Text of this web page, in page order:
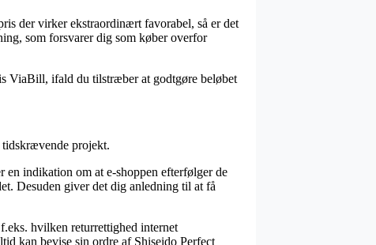
der virker ekstraordinært favorabel, så er det
som forsvarer dig som køber overfor
ViaBill, ifald du tilstræber at godtgøre beløbet
tidskrævende projekt.
indikation om at e-shoppen efterfølger de
Desuden giver det dig anledning til at få
hvilken returrettighed internet
kan bevise sin ordre af Shiseido Perfect